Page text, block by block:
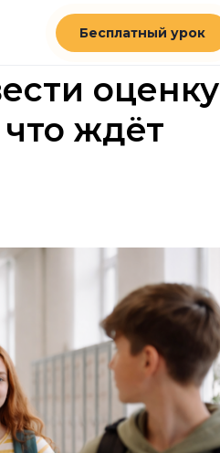
Бесплатный урок
оценку
ждёт